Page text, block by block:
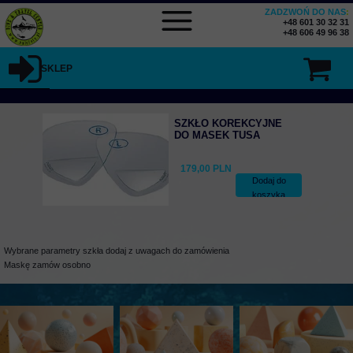
SKLEP
ZADZWOŃ DO NAS:
+48 601 30 32 31
+48 606 49 96 38
Dodaj do
koszyka
SZKŁO KOREKCYJNE
DO MASEK TUSA
179,00 PLN
Wybrane parametry szkła dodaj z uwagach do zamówienia
Maskę zamów osobno